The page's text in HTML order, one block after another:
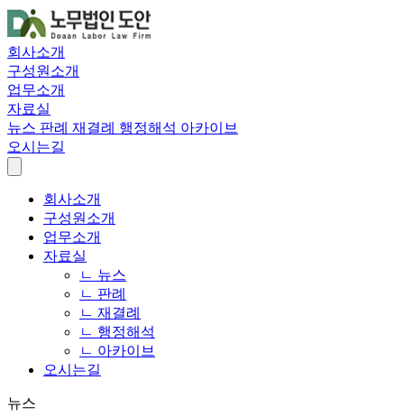
회사소개
구성원소개
업무소개
자료실
뉴스 판례 재결례 행정해석 아카이브
오시는길
회사소개
구성원소개
업무소개
자료실
ㄴ 뉴스
ㄴ 판례
ㄴ 재결례
ㄴ 행정해석
ㄴ 아카이브
오시는길
뉴스